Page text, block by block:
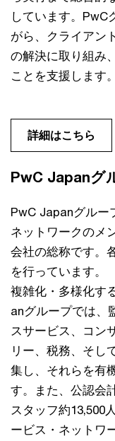
しています。PwC
がら、クライアン
の解決に取り組み
ことを支援します。
詳細はこちら
PwC Japanグ
PwC Japanグルー
ネットワークのメ
会社の総称です。
を行っています。
複雑化・多様化す
anグループでは、
スサービス、コン
リー、税務、そし
集し、それらを有
す。また、公認会
スタッフ約13,500
ービス・ネットワ